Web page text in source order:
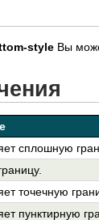
style Вы
сплошную
точечную
пунктирную